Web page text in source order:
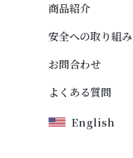
商品紹介
安全への取り組み
お問合わせ
よくある質問
English